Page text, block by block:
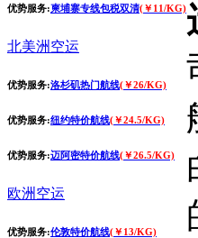
优势服务:柬埔寨专线包税双清(￥11/KG)
北美洲空运
优势服务:洛杉矶热门航线(￥26/KG)
优势服务:纽约特价航线(￥24.5/KG)
优势服务:迈阿密特价航线(￥26.5/KG)
欧洲空运
优势服务:伦敦特价航线(￥13/KG)